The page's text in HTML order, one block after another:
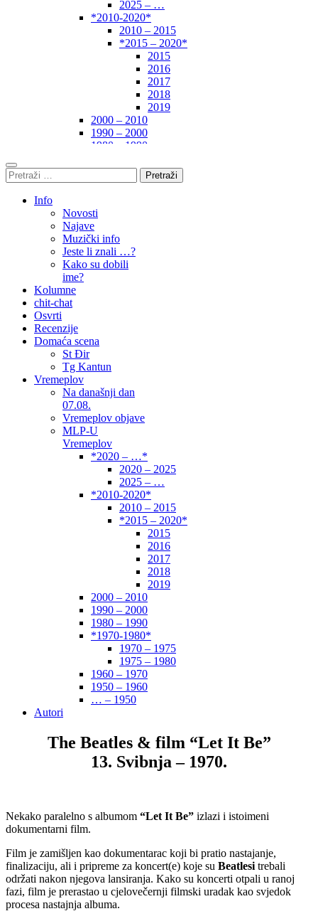
2025 – …
*2010-2020*
2010 – 2015
*2015 – 2020*
2015
2016
2017
2018
2019
2000 – 2010
1990 – 2000
1980 – 1990
1970 – 1975
1975 – 1980
1950 – 1960
… – 1950
Autori
Pretraži:
Info
Novosti
Najave
Muzički info
Jeste li znali …?
Kako su dobili
ime?
Kolumne
chit-chat
Osvrti
Recenzije
Domaća scena
St Đir
Tg Kantun
Vremeplov
Na današnji dan
07.08.
Vremeplov objave
MLP-U
Vremeplov
*2020 – …*
2020 – 2025
2025 – …
*2010-2020*
2010 – 2015
*2015 – 2020*
2015
2016
2017
2018
2019
2000 – 2010
1990 – 2000
1980 – 1990
*1970-1980*
1970 – 1975
1975 – 1980
1960 – 1970
1950 – 1960
… – 1950
Autori
The Beatles & film “Let It Be”
13. Svibnja – 1970.
Nekako paralelno s albumom “Let It Be” izlazi i istoimeni
dokumentarni film.
Film je zamišljen kao dokumentarac koji bi pratio nastajanje,
finalizaciju, ali i pripreme za koncert(e) koje su Beatlesi trebali
održati nakon njegova lansiranja. Kako su koncerti otpali u ranoj
fazi, film je prerastao u cjelovečernji filmski uradak kao svjedok
procesa nastajnja albuma.